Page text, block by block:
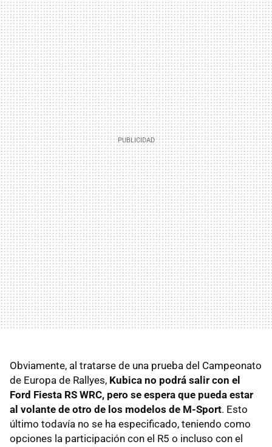
Obviamente, al tratarse de una prueba del Campeonato
de Europa de Rallyes, Kubica no podrá salir con el
Ford Fiesta RS WRC, pero se espera que pueda estar
al volante de otro de los modelos de M-Sport. Esto
último todavía no se ha especificado, teniendo como
opciones la participación con el R5 o incluso con el